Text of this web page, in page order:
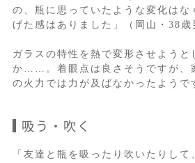
の、瓶に思っていたような変化は
げた感はありました」（岡山・38歳
ガラスの特性を熱で変形させようと
か……。着眼点は良さそうですが、
の火力では力が及ばなかったようで
吸う・吹く
「友達と瓶を吸ったり吹いたりして